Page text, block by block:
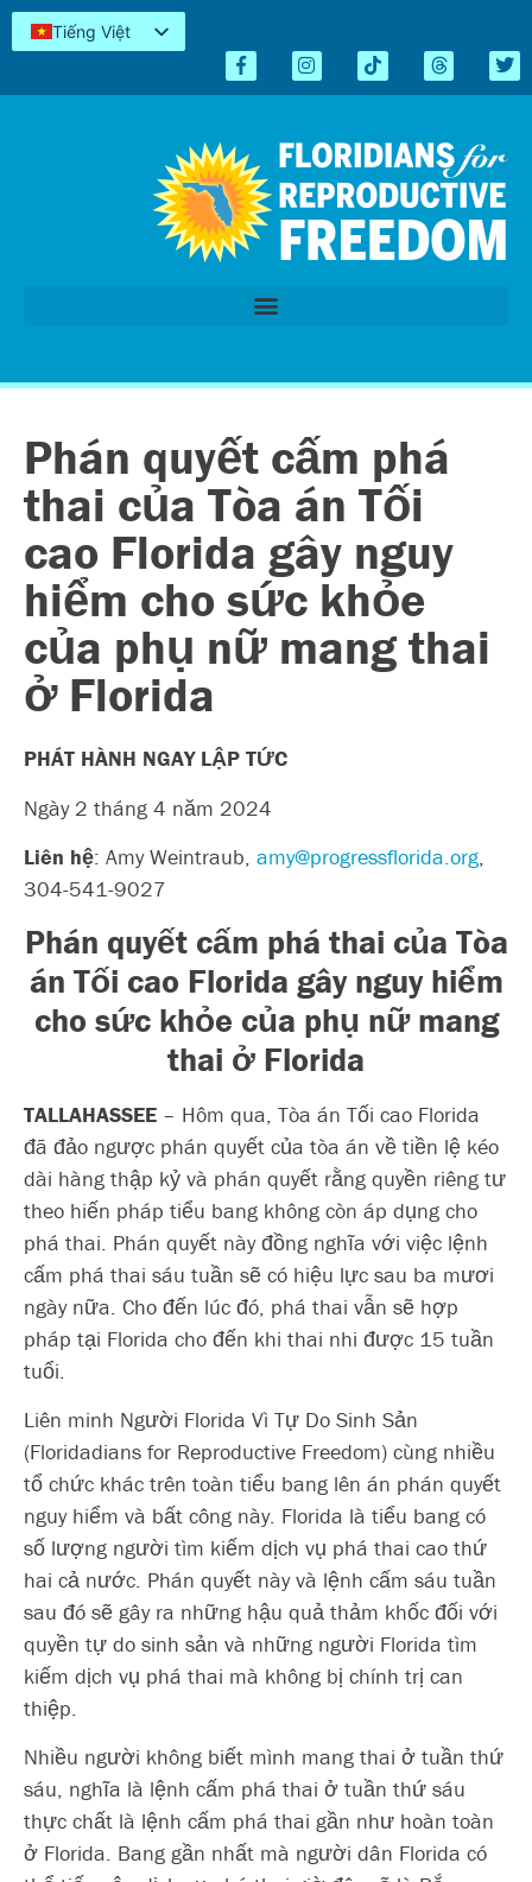
Tiếng Việt
Español
Phán quyết cấm phá
thai của Tòa án Tối
cao Florida gây nguy
hiểm cho sức khỏe
của phụ nữ mang thai
ở Florida
PHÁT HÀNH NGAY LẬP TỨC
Ngày 2 tháng 4 năm 2024
Liên hệ: Amy Weintraub, amy@progressflorida.org,
304-541-9027
Phán quyết cấm phá thai của Tòa
án Tối cao Florida gây nguy hiểm
cho sức khỏe của phụ nữ mang
thai ở Florida
TALLAHASSEE – Hôm qua, Tòa án Tối cao Florida
đã đảo ngược phán quyết của tòa án về tiền lệ kéo
dài hàng thập kỷ và phán quyết rằng quyền riêng tư
theo hiến pháp tiểu bang không còn áp dụng cho
phá thai. Phán quyết này đồng nghĩa với việc lệnh
cấm phá thai sáu tuần sẽ có hiệu lực sau ba mươi
ngày nữa. Cho đến lúc đó, phá thai vẫn sẽ hợp
pháp tại Florida cho đến khi thai nhi được 15 tuần
tuổi.
Liên minh Người Florida Vì Tự Do Sinh Sản
(Floridadians for Reproductive Freedom) cùng nhiều
tổ chức khác trên toàn tiểu bang lên án phán quyết
nguy hiểm và bất công này. Florida là tiểu bang có
số lượng người tìm kiếm dịch vụ phá thai cao thứ
hai cả nước. Phán quyết này và lệnh cấm sáu tuần
sau đó sẽ gây ra những hậu quả thảm khốc đối với
quyền tự do sinh sản và những người Florida tìm
kiếm dịch vụ phá thai mà không bị chính trị can
thiệp.
Nhiều người không biết mình mang thai ở tuần thứ
sáu, nghĩa là lệnh cấm phá thai ở tuần thứ sáu
thực chất là lệnh cấm phá thai gần như hoàn toàn
ở Florida. Bang gần nhất mà người dân Florida có